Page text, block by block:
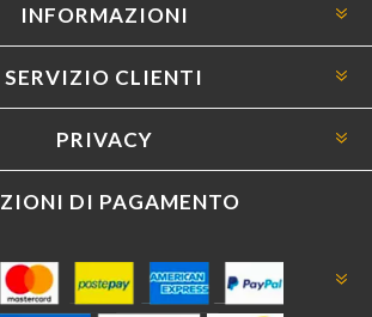
INFORMAZIONI
SERVIZIO CLIENTI
PRIVACY
DI PAGAMENTO